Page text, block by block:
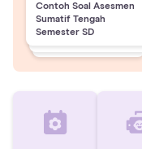
Contoh Soal Asesmen
Sumatif Tengah
Semester SD